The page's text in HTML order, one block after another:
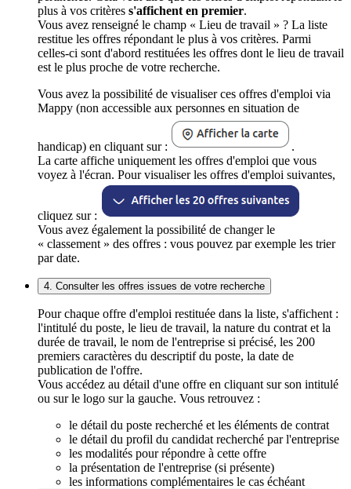
plus à vos critères s'affichent en premier.
Vous avez renseigné le champ « Lieu de travail » ? La liste
restitue les offres répondant le plus à vos critères. Parmi
celles-ci sont d'abord restituées les offres dont le lieu de travail
est le plus proche de votre recherche.
Vous avez la possibilité de visualiser ces offres d'emploi via
Mappy (non accessible aux personnes en situation de
handicap) en cliquant sur :
.
La carte affiche uniquement les offres d'emploi que vous
voyez à l'écran. Pour visualiser les offres d'emploi suivantes,
cliquez sur :
Vous avez également la possibilité de changer le
« classement » des offres : vous pouvez par exemple les trier
par date.
4. Consulter les offres issues de votre recherche
Pour chaque offre d'emploi restituée dans la liste, s'affichent :
l'intitulé du poste, le lieu de travail, la nature du contrat et la
durée de travail, le nom de l'entreprise si précisé, les 200
premiers caractères du descriptif du poste, la date de
publication de l'offre.
Vous accédez au détail d'une offre en cliquant sur son intitulé
ou sur le logo sur la gauche. Vous retrouvez :
le détail du poste recherché et les éléments de contrat
le détail du profil du candidat recherché par l'entreprise
les modalités pour répondre à cette offre
la présentation de l'entreprise (si présente)
les informations complémentaires le cas échéant